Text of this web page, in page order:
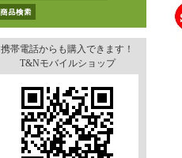
携帯電話からも購入できます！
T&Nモバイルショップ